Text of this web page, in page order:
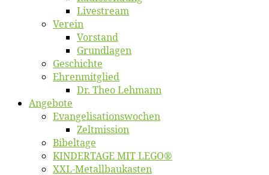
Live­stream
Ver­ein
Vor­stand
Grund­la­gen
Ge­schich­te
Eh­ren­mit­glied
Dr. Theo Lehmann
An­ge­bo­te
Evangelisa­tions­wo­chen
Zelt­mis­si­on
Bi­bel­ta­ge
KINDERTAGE MIT LEGO®
XXL-Me­­tal­l­­bau­­kas­­ten